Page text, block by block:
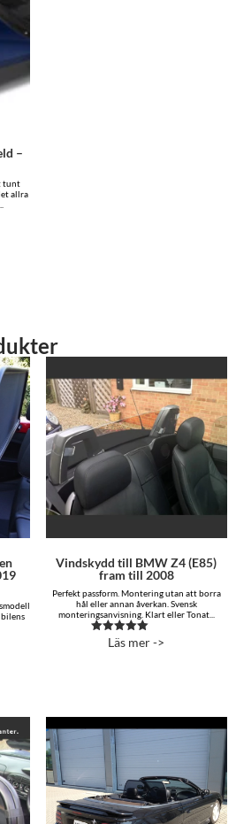
–
tunt
allra
Vindskydd till BMW Z4 (E85)
fram till 2008
Perfekt passform. Montering utan att borra
hål eller annan åverkan. Svensk
monteringsanvisning. Klart eller Tonat...
Betygsatt
Läs mer ->